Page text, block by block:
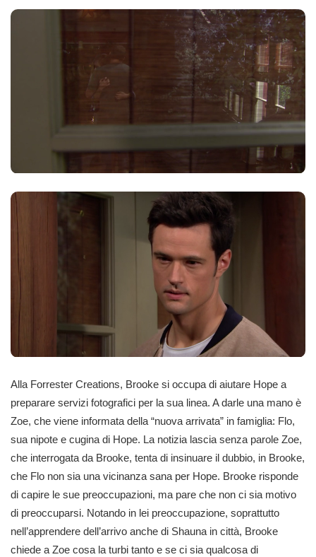
Alla Forrester Creations, Brooke si occupa di aiutare Hope a
preparare servizi fotografici per la sua linea. A darle una mano è
Zoe, che viene informata della “nuova arrivata” in famiglia: Flo,
sua nipote e cugina di Hope. La notizia lascia senza parole Zoe,
che interrogata da Brooke, tenta di insinuare il dubbio, in Brooke,
che Flo non sia una vicinanza sana per Hope. Brooke risponde
di capire le sue preoccupazioni, ma pare che non ci sia motivo
di preoccuparsi. Notando in lei preoccupazione, soprattutto
nell’apprendere dell’arrivo anche di Shauna in città, Brooke
chiede a Zoe cosa la turbi tanto e se ci sia qualcosa di